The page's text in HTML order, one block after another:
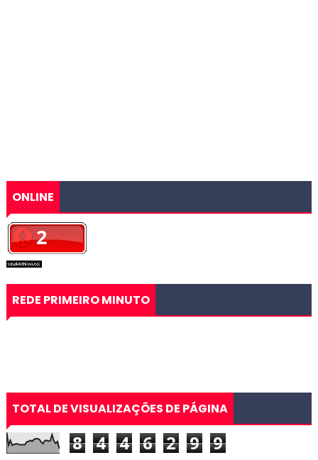
ONLINE
REDE PRIMEIRO MINUTO
TOTAL DE VISUALIZAÇÕES DE PÁGINA
8 4 4 6 2 9 9